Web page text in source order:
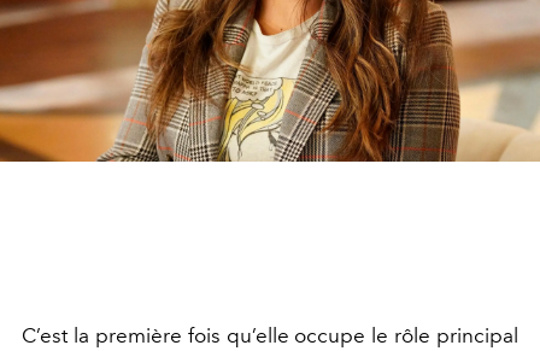
C’est la première fois qu’elle occupe le rôle principal